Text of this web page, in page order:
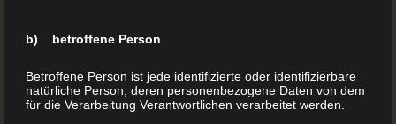
Die fehlende Ausbildung hält trotzdem kaum jemanden
die Hand zu nehmen und die mit den Jahren leicht
vergilbten Zettel mit den alten Rezept-Ideen aus der
b) betroffene Person
Betroffene Person ist jede identifizierte oder identifizierbare
natürliche Person, deren personenbezogene Daten von dem
für die Verarbeitung Verantwortlichen verarbeitet werden.